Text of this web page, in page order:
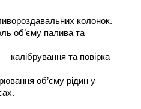
колонок.
об’єму палива та
калібрування та повірка
об’єму рідин у